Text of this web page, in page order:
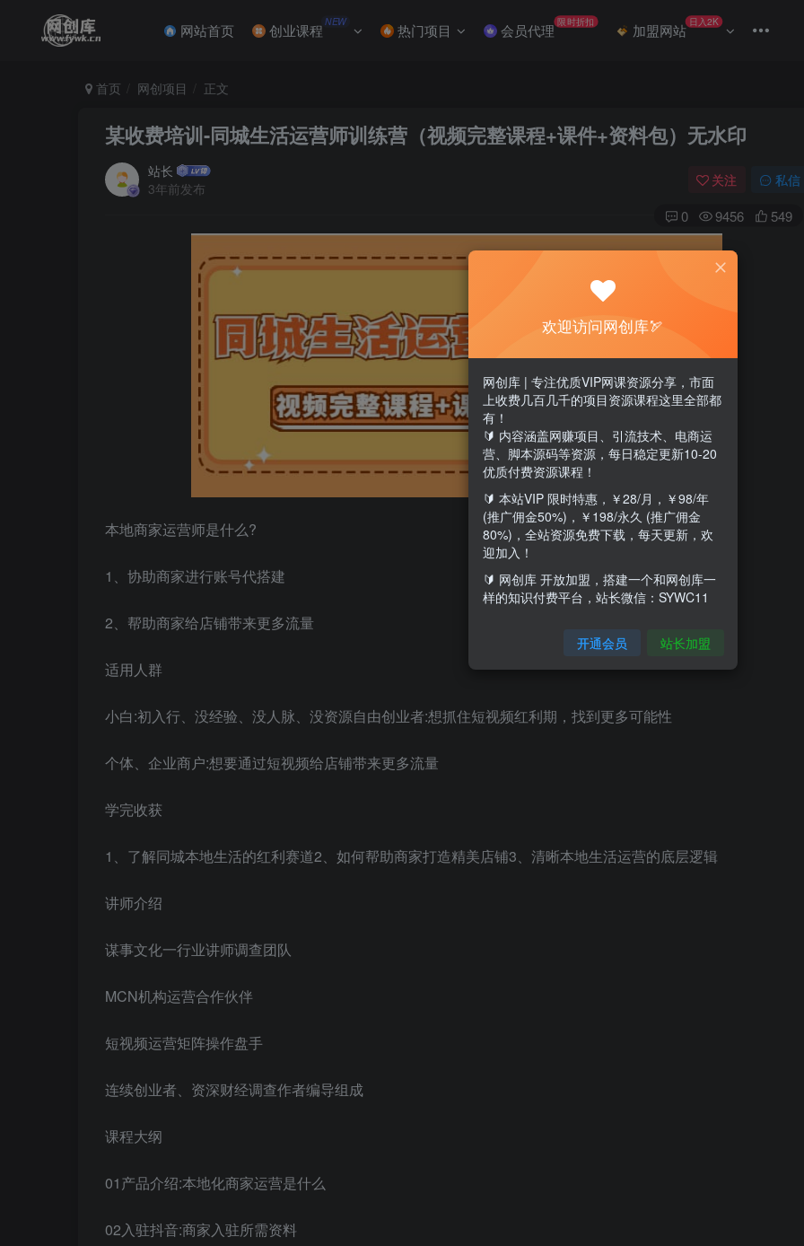
网站首页 创业课程 NEW 热门项目 会员代理 限时折扣 加盟网站 日入2K
首页 网创项目 正文
某收费培训-同城生活运营师训练营（视频完整课程+课件+资料包）无水印
站长
3年前发布
关注 私信
0 9456 549
本地商家运营师是什么?
1、协助商家进行账号代搭建
2、帮助商家给店铺带来更多流量
适用人群
小白:初入行、没经验、没人脉、没资源自由创业者:想抓住短视频红利期，找到更多可能性
个体、企业商户:想要通过短视频给店铺带来更多流量
学完收获
1、了解同城本地生活的红利赛道2、如何帮助商家打造精美店铺3、清晰本地生活运营的底层逻辑
讲师介绍
谋事文化一行业讲师调查团队
MCN机构运营合作伙伴
短视频运营矩阵操作盘手
连续创业者、资深财经调查作者编导组成
课程大纲
01产品介绍:本地化商家运营是什么
02入驻抖音:商家入驻所需资料
欢迎访问网创库🏹
网创库 | 专注优质VIP网课资源分享，市面
上收费几百几千的项目资源课程这里全部都
有！
🔰 内容涵盖网赚项目、引流技术、电商运
营、脚本源码等资源，每日稳定更新10-20
优质付费资源课程！
🔰 本站VIP 限时特惠，￥28/月，￥98/年
(推广佣金50%)，￥198/永久 (推广佣金
80%)，全站资源免费下载，每天更新，欢
迎加入！
🔰 网创库 开放加盟，搭建一个和网创库一
样的知识付费平台，站长微信：SYWC11
开通会员 站长加盟